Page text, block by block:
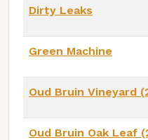
Dirty Leaks
Green Machine
Oud Bruin Vineyard
Oud Bruin Oak Leaf